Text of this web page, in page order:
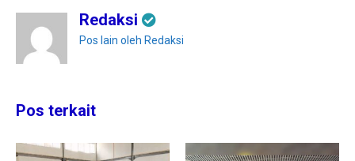
Redaksi
Pos lain oleh Redaksi
Pos terkait